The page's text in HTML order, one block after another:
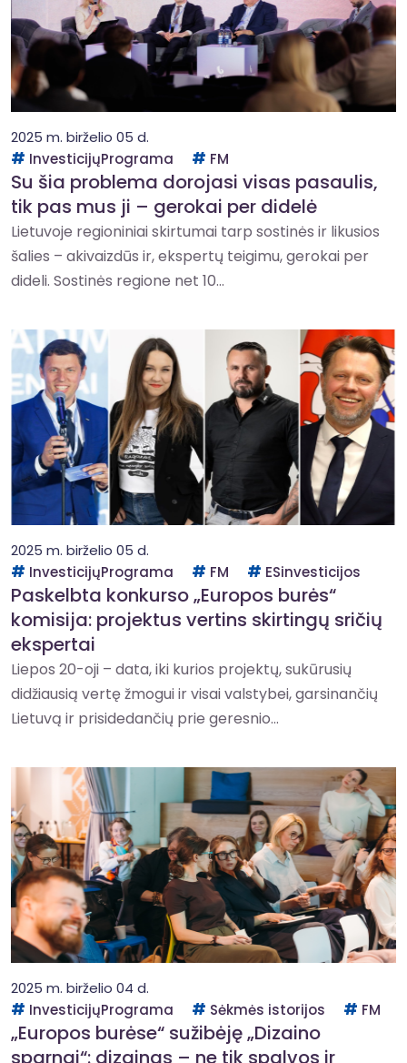
2025 m. birželio 05 d.
InvesticijųPrograma
FM
Su šia problema dorojasi visas pasaulis,
tik pas mus ji – gerokai per didelė
Lietuvoje regioniniai skirtumai tarp sostinės ir likusios
šalies – akivaizdūs ir, ekspertų teigimu, gerokai per
dideli. Sostinės regione net 10...
2025 m. birželio 05 d.
InvesticijųPrograma
FM ESinvesticijos
Paskelbta konkurso „Europos burės“
komisija: projektus vertins skirtingų sričių
ekspertai
Liepos 20-oji – data, iki kurios projektų, sukūrusių
didžiausią vertę žmogui ir visai valstybei, garsinančių
Lietuvą ir prisidedančių prie geresnio...
2025 m. birželio 04 d.
InvesticijųPrograma
Sėkmės istorijos FM
„Europos burėse“ sužibėję „Dizaino
sparnai“: dizainas – ne tik spalvos ir